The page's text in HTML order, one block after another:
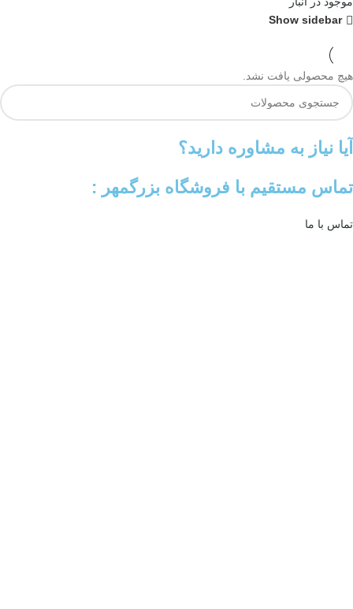
Show sidebar
هیچ محصولی یافت نشد.
آیا نیاز به مشاوره دارید؟
تماس مستقیم با فروشگاه بزرگمهر :
تماس با ما